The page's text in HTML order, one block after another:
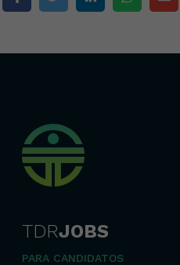
TDRJOBS
PARA CANDIDATOS